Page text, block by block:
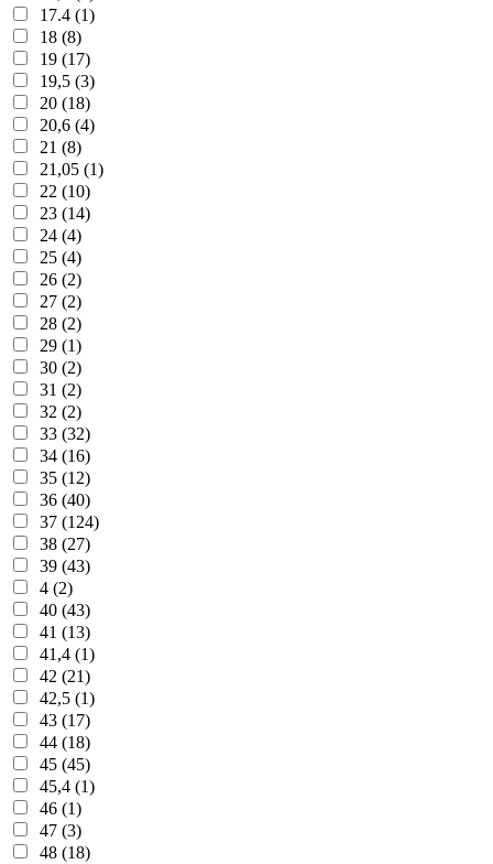
17.4 (1)
18 (8)
19 (17)
19,5 (3)
20 (18)
20,6 (4)
21 (8)
21,05 (1)
22 (10)
23 (14)
24 (4)
25 (4)
26 (2)
27 (2)
28 (2)
29 (1)
30 (2)
31 (2)
32 (2)
33 (32)
34 (16)
35 (12)
36 (40)
37 (124)
38 (27)
39 (43)
4 (2)
40 (43)
41 (13)
41,4 (1)
42 (21)
42,5 (1)
43 (17)
44 (18)
45 (45)
45,4 (1)
46 (1)
47 (3)
48 (18)